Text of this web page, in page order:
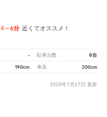
4～6分 近くてオススメ！
- 駐車台数 8台
190cm 車高 200cm
2026年7月27日 更新